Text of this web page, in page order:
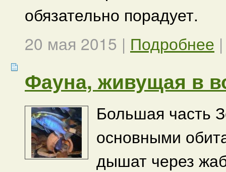
обязательно порадует.
20 мая 2015 | Подробнее
Фауна, живущая в
Большая часть
основными
дышат через